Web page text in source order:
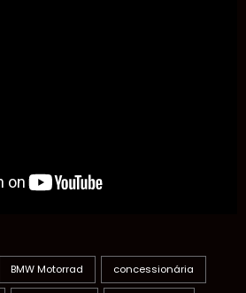
BMW Motorrad concessionária